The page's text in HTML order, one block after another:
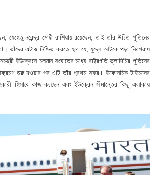
নরেন্দ্র মোদী রাশিয়ায় রয়েছেন, তাই তাঁর উচিত পুতিনের
তাঁদের এটাও নিশ্চিত করতে হবে যে, যুদ্ধে আটকে পড়া নিরপরাধ
ইউক্রেনে চলমান সংঘাতের মধ্যে রাষ্ট্রপতি ভ্লাদিমির পুতিনের
আক্রমণ শুরু হওয়ার পর এটি তাঁর প্রথম সফর। ইকোনমিক টাইমসের
হিসাবে কাজ করছেন এবং ইউক্রেন সীমান্তের কিছু এলাকায়